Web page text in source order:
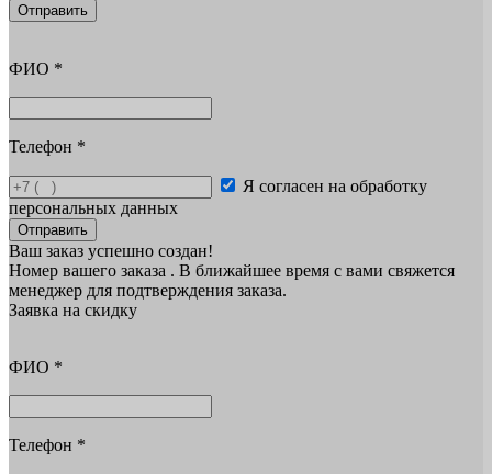
Отправить
ФИО *
Телефон *
Я согласен на обработку
персональных данных
Отправить
Ваш заказ успешно создан!
Номер вашего заказа . В ближайшее время с вами свяжется
менеджер для подтверждения заказа.
Заявка на скидку
ФИО *
Телефон *